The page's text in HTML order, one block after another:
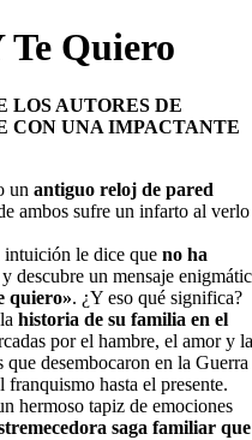
Quiero
LOS AUTORES DE
CON UNA IMPACTANTE
un antiguo reloj de pared
ambos sufre un infarto al verlo
intuición le dice que no ha
y descubre un mensaje
quiero». ¿Y eso qué significa?
historia de su familia en el
por el hambre, el amor y la
desembocaron en la Guerra
hasta el presente.
hermoso tapiz de emociones
saga familiar que